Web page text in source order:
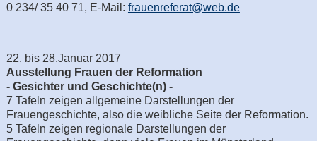
0 234/ 35 40 71, E-Mail: frauenreferat@web.de
22. bis 28.Januar 2017
Ausstellung Frauen der Reformation
- Gesichter und Geschichte(n) -
7 Tafeln zeigen allgemeine Darstellungen der
Frauengeschichte, also die weibliche Seite der Reformation.
5 Tafeln zeigen regionale Darstellungen der